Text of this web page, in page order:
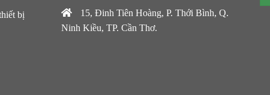
bị
15, Đinh Tiên Hoàng, P. Thới Bình, Q.
Ninh Kiều, TP. Cần Thơ.